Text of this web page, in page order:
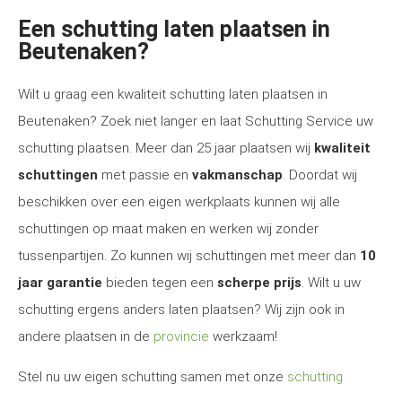
Een schutting laten plaatsen in
Beutenaken?
Wilt u graag een kwaliteit schutting laten plaatsen in
Beutenaken? Zoek niet langer en laat Schutting Service uw
schutting plaatsen. Meer dan 25 jaar plaatsen wij kwaliteit
schuttingen met passie en vakmanschap. Doordat wij
beschikken over een eigen werkplaats kunnen wij alle
schuttingen op maat maken en werken wij zonder
tussenpartijen. Zo kunnen wij schuttingen met meer dan 10
jaar garantie bieden tegen een scherpe prijs. Wilt u uw
schutting ergens anders laten plaatsen? Wij zijn ook in
andere plaatsen in de provincie werkzaam!
Stel nu uw eigen schutting samen met onze schutting